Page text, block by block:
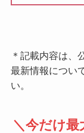
＊記載内容は、
最新情報につい
い。
＼ 今だけ最